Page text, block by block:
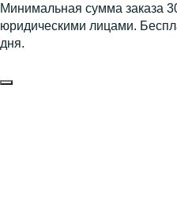
Минимальная сумма заказа
юридическими лицами.
дня.